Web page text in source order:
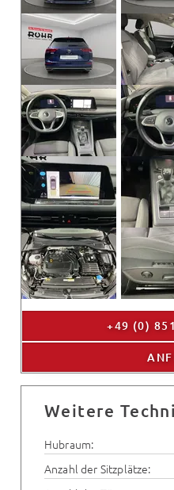
+49 (0)
Weitere
Hubraum:
Anzahl der Sitzplätze: